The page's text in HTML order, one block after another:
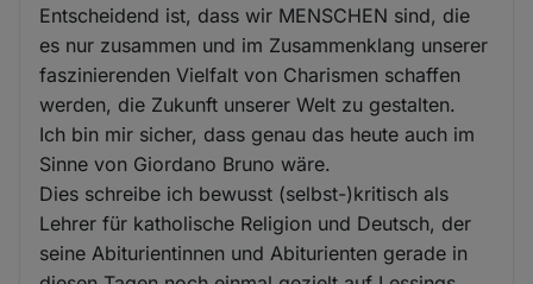
Entscheidend ist, dass wir MENSCHEN sind, die
es nur zusammen und im Zusammenklang unserer
faszinierenden Vielfalt von Charismen schaffen
werden, die Zukunft unserer Welt zu gestalten.
Ich bin mir sicher, dass genau das heute auch im
Sinne von Giordano Bruno wäre.
Dies schreibe ich bewusst (selbst-)kritisch als
Lehrer für katholische Religion und Deutsch, der
seine Abiturientinnen und Abiturienten gerade in